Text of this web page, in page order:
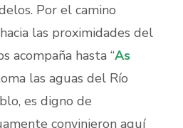
Por el camino
las proximidades del
acompaña hasta “As
las aguas del Río
es digno de
convinieron aquí